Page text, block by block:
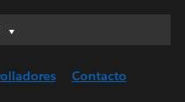
Contacto